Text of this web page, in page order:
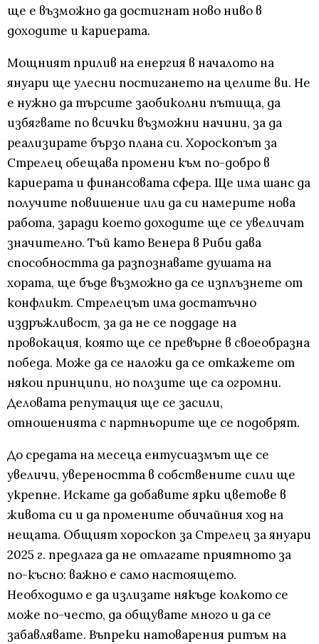
ще е възможно да достигнат ново ниво в
доходите и кариерата.
Мощният прилив на енергия в началото на
януари ще улесни постигането на целите ви. Не
е нужно да търсите заобиколни пътища, да
избягвате по всички възможни начини, за да
реализирате бързо плана си. Хороскопът за
Стрелец обещава промени към по-добро в
кариерата и финансовата сфера. Ще има шанс да
получите повишение или да си намерите нова
работа, заради което доходите ще се увеличат
значително. Тъй като Венера в Риби дава
способността да разпознавате душата на
хората, ще бъде възможно да се изплъзнете от
конфликт. Стрелецът има достатъчно
издръжливост, за да не се поддаде на
провокация, която ще се превърне в своеобразна
победа. Може да се наложи да се откажете от
някои принципи, но ползите ще са огромни.
Деловата репутация ще се засили,
отношенията с партньорите ще се подобрят.
До средата на месеца ентусиазмът ще се
увеличи, увереността в собствените сили ще
укрепне. Искате да добавите ярки цветове в
живота си и да промените обичайния ход на
нещата. Общият хороскоп за Стрелец за януари
2025 г. предлага да не отлагате приятното за
по-късно: важно е само настоящето.
Необходимо е да излизате някъде колкото се
може по-често, да общувате много и да се
забавлявате. Въпреки натоварения ритъм на